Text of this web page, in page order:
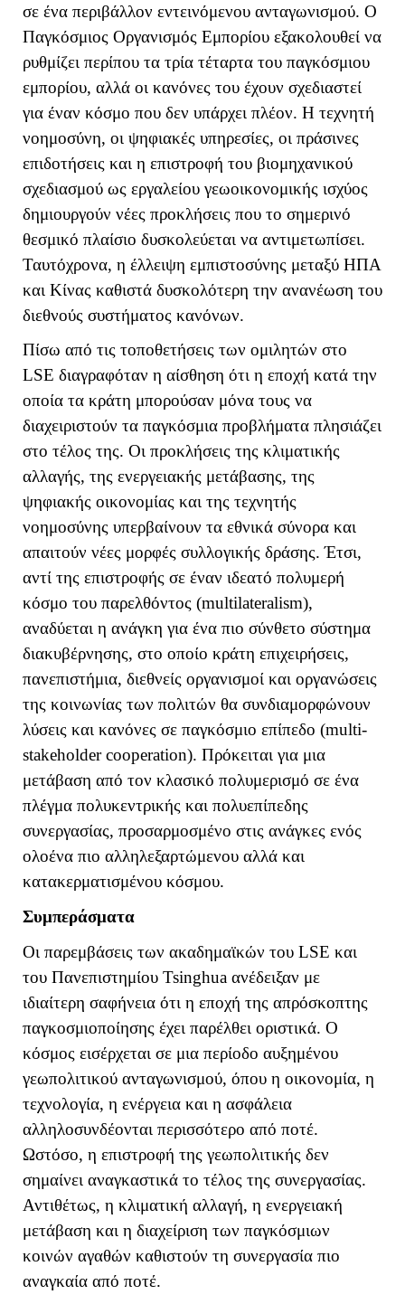
σε ένα περιβάλλον εντεινόμενου ανταγωνισμού. Ο
Παγκόσμιος Οργανισμός Εμπορίου εξακολουθεί να
ρυθμίζει περίπου τα τρία τέταρτα του παγκόσμιου
εμπορίου, αλλά οι κανόνες του έχουν σχεδιαστεί
για έναν κόσμο που δεν υπάρχει πλέον. Η τεχνητή
νοημοσύνη, οι ψηφιακές υπηρεσίες, οι πράσινες
επιδοτήσεις και η επιστροφή του βιομηχανικού
σχεδιασμού ως εργαλείου γεωοικονομικής ισχύος
δημιουργούν νέες προκλήσεις που το σημερινό
θεσμικό πλαίσιο δυσκολεύεται να αντιμετωπίσει.
Ταυτόχρονα, η έλλειψη εμπιστοσύνης μεταξύ ΗΠΑ
και Κίνας καθιστά δυσκολότερη την ανανέωση του
διεθνούς συστήματος κανόνων.
Πίσω από τις τοποθετήσεις των ομιλητών στο
LSE διαγραφόταν η αίσθηση ότι η εποχή κατά την
οποία τα κράτη μπορούσαν μόνα τους να
διαχειριστούν τα παγκόσμια προβλήματα πλησιάζει
στο τέλος της. Οι προκλήσεις της κλιματικής
αλλαγής, της ενεργειακής μετάβασης, της
ψηφιακής οικονομίας και της τεχνητής
νοημοσύνης υπερβαίνουν τα εθνικά σύνορα και
απαιτούν νέες μορφές συλλογικής δράσης. Έτσι,
αντί της επιστροφής σε έναν ιδεατό πολυμερή
κόσμο του παρελθόντος (multilateralism),
αναδύεται η ανάγκη για ένα πιο σύνθετο σύστημα
διακυβέρνησης, στο οποίο κράτη επιχειρήσεις,
πανεπιστήμια, διεθνείς οργανισμοί και οργανώσεις
της κοινωνίας των πολιτών θα συνδιαμορφώνουν
λύσεις και κανόνες σε παγκόσμιο επίπεδο (multi-
stakeholder cooperation). Πρόκειται για μια
μετάβαση από τον κλασικό πολυμερισμό σε ένα
πλέγμα πολυκεντρικής και πολυεπίπεδης
συνεργασίας, προσαρμοσμένο στις ανάγκες ενός
ολοένα πιο αλληλεξαρτώμενου αλλά και
κατακερματισμένου κόσμου.
Συμπεράσματα
Οι παρεμβάσεις των ακαδημαϊκών του LSE και
του Πανεπιστημίου Tsinghua ανέδειξαν με
ιδιαίτερη σαφήνεια ότι η εποχή της απρόσκοπτης
παγκοσμιοποίησης έχει παρέλθει οριστικά. Ο
κόσμος εισέρχεται σε μια περίοδο αυξημένου
γεωπολιτικού ανταγωνισμού, όπου η οικονομία, η
τεχνολογία, η ενέργεια και η ασφάλεια
αλληλοσυνδέονται περισσότερο από ποτέ.
Ωστόσο, η επιστροφή της γεωπολιτικής δεν
σημαίνει αναγκαστικά το τέλος της συνεργασίας.
Αντιθέτως, η κλιματική αλλαγή, η ενεργειακή
μετάβαση και η διαχείριση των παγκόσμιων
κοινών αγαθών καθιστούν τη συνεργασία πιο
αναγκαία από ποτέ.